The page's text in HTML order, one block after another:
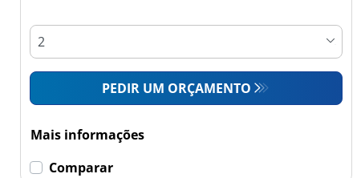
PEDIR UM ORÇAMENTO
Mais informações
Comparar